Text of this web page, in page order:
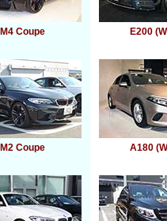
M4 Coupe E200
M2 Coupe A180